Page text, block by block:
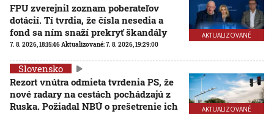
AKTUALIZOVANÉ
FPU zverejnil zoznam poberateľov
dotácií. Tí tvrdia, že čísla nesedia a
fond sa ním snaží prekryť škandály
7. 8. 2026, 18:15:46Aktualizované:7. 8. 2026, 19:29:00
AKTUALIZOVANÉ
Slovensko
Rezort vnútra odmieta tvrdenia PS, že
nové radary na cestách pochádzajú z
Ruska. Požiadal NBÚ o prešetrenie ich